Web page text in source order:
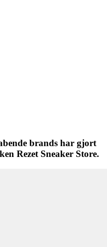
brands har gjort
Rezet Sneaker Store.